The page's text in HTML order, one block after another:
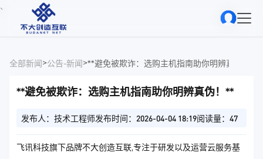
、
全部新闻>公告-新闻>**避免被欺诈：选购主机指南助你明辨真伪！**
**避免被欺诈：选购主机指南助你明辨真伪！**
发布人：技术工程师发布时间：2026-04-04 18:19阅读量：47
飞讯科技旗下品牌不大创造互联,专注于研发以及运营云服务基